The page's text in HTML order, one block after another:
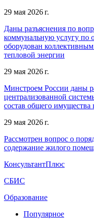
29 мая 2026 г.
Даны разъяснения по
коммунальную услугу
оборудован
тепловой энергии
29 мая 2026 г.
Минстроем России даны
централизованной
состав общего
29 мая 2026 г.
Рассмотрен вопрос о
содержание жилого
КонсультантПлюс
СБИС
Образование
Популярное